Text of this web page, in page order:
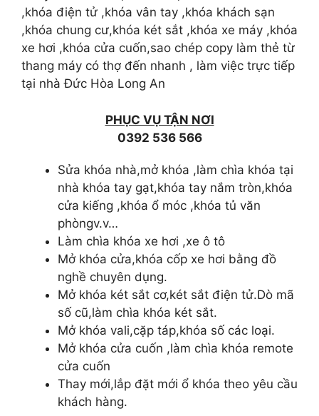
,khóa điện tử ,khóa vân tay ,khóa khách sạn
,khóa chung cư,khóa két sắt ,khóa xe máy ,khóa
xe hơi ,khóa cửa cuốn,sao chép copy làm thẻ từ
thang máy có thợ đến nhanh , làm việc trực tiếp
tại nhà Đức Hòa Long An
PHỤC VỤ TẬN NƠI
0392 536 566
Sửa khóa nhà,mở khóa ,làm chìa khóa tại
nhà khóa tay gạt,khóa tay nắm tròn,khóa
cửa kiếng ,khóa ổ móc ,khóa tủ văn
phòngv.v…
Làm chìa khóa xe hơi ,xe ô tô
Mở khóa cửa,khóa cốp xe hơi bằng đồ
nghề chuyên dụng.
Mở khóa két sắt cơ,két sắt điện tử.Dò mã
số cũ,làm chìa khóa két sắt.
Mở khóa vali,cặp táp,khóa số các loại.
Mở khóa cửa cuốn ,làm chìa khóa remote
cửa cuốn
Thay mới,lắp đặt mới ổ khóa theo yêu cầu
khách hàng.